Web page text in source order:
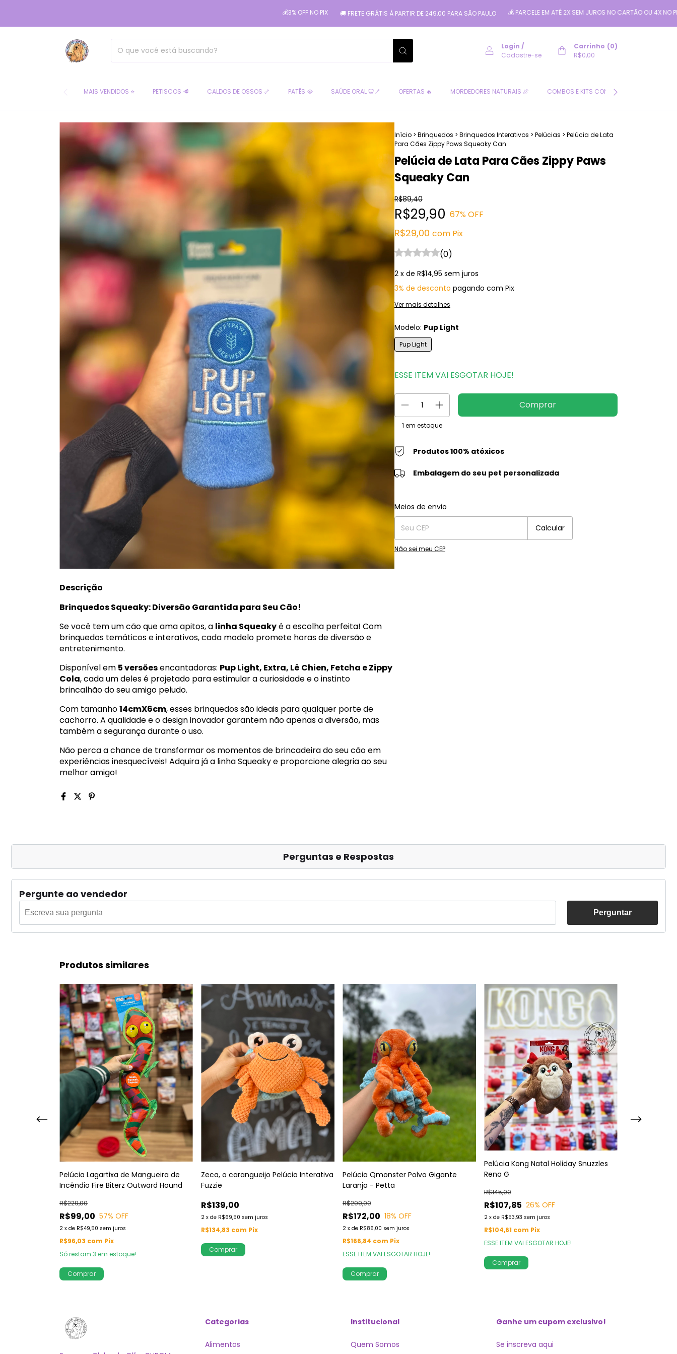
💰3% OFF NO PIX 🚚 FRETE GRÁTIS À PARTIR DE 249,00 PARA SÃO PAULO 💰 PARCELE EM ATÉ 2X SEM JUROS NO CARTÃO OU 4X NO PIX PELO
Login /
Cadastre-se
Carrinho (0)
R$0,00
MAIS VENDIDOS ⭐ PETISCOS 🥩 CALDOS DE OSSOS 🦴 PATÊS 🥘 SAÚDE ORAL 🦷🪥 OFERTAS 🔥 MORDEDORES NATURAIS 🍖 COMBOS E KITS COM DESCONTO 🛍️
Início > Brinquedos > Brinquedos Interativos > Pelúcias > Pelúcia de Lata
Para Cães Zippy Paws Squeaky Can
Pelúcia de Lata Para Cães Zippy Paws
Squeaky Can
R$89,40
R$29,90 67% OFF
R$29,00 com Pix
(0)
2 x de R$14,95 sem juros
3% de desconto pagando com Pix
Ver mais detalhes
Modelo: Pup Light
Pup Light
ESSE ITEM VAI ESGOTAR HOJE!
1 em estoque
Produtos 100% atóxicos
Embalagem do seu pet personalizada
Entregas para o CEP:
Meios de envio
Calcular
Não sei meu CEP
Descrição
Brinquedos Squeaky: Diversão Garantida para Seu Cão!
Se você tem um cão que ama apitos, a linha Squeakyé a escolha perfeita! Com
brinquedos temáticos e interativos, cada modelo promete horas de diversão e
entretenimento.
Disponível em 5 versõesencantadoras: Pup Light, Extra, Lê Chien, Fetcha e Zippy
Cola, cada um deles é projetado para estimular a curiosidade e o instinto
brincalhão do seu amigo peludo.
Com tamanho14cmX6cm, esses brinquedos são ideais para qualquer porte de
cachorro. A qualidade e o design inovador garantem não apenas a diversão, mas
também a segurança durante o uso.
Não perca a chance de transformar os momentos de brincadeira do seu cão em
experiências inesquecíveis! Adquira já a linha Squeaky e proporcione alegria ao seu
melhor amigo!
Perguntas e Respostas
Pergunte ao vendedor
Perguntar
Produtos similares
Pelúcia Lagartixa de Mangueira de
Incêndio Fire Biterz Outward Hound
R$99,00
R$229,00
57% OFF
2 x de R$49,50 sem juros
R$96,03 com Pix
Só restam 3 em estoque!
Zeca, o carangueijo Pelúcia Interativa
Fuzzie
R$139,00
2 x de R$69,50 sem juros
R$134,83 com Pix
Pelúcia Qmonster Polvo Gigante
Laranja - Petta
R$172,00
R$209,00
18% OFF
2 x de R$86,00 sem juros
R$166,84 com Pix
ESSE ITEM VAI ESGOTAR HOJE!
Pelúcia Kong Natal Holiday Snuzzles
Rena G
R$107,85
R$145,00
26% OFF
2 x de R$53,93 sem juros
R$104,61 com Pix
ESSE ITEM VAI ESGOTAR HOJE!
Categorias
Alimentos
Institucional
Quem Somos
Ganhe um cupom exclusivo!
Se inscreva aqui